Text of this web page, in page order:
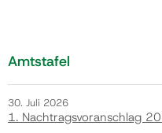
Amtstafel
30. Juli 2026
1. Nachtragsvoranschlag